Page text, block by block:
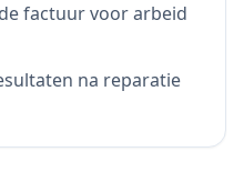
factuur voor arbeid
na reparatie